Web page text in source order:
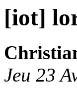
[iot]
Jeu 23